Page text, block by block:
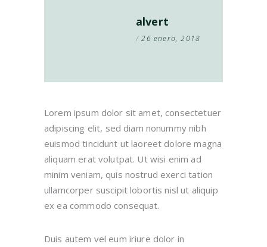
alvert
26 enero, 2018
Lorem ipsum dolor sit amet, consectetuer
adipiscing elit, sed diam nonummy nibh
euismod tincidunt ut laoreet dolore magna
aliquam erat volutpat. Ut wisi enim ad
minim veniam, quis nostrud exerci tation
ullamcorper suscipit lobortis nisl ut aliquip
ex ea commodo consequat.
Duis autem vel eum iriure dolor in